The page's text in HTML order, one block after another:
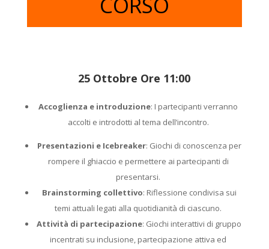
25 Ottobre Ore 11:00
Accoglienza e introduzione: I partecipanti verranno
accolti e introdotti al tema dell’incontro.
Presentazioni e Icebreaker: Giochi di conoscenza per
rompere il ghiaccio e permettere ai partecipanti di
presentarsi.
Brainstorming collettivo: Riflessione condivisa sui
temi attuali legati alla quotidianità di ciascuno.
Attività di partecipazione: Giochi interattivi di gruppo
incentrati su inclusione, partecipazione attiva ed